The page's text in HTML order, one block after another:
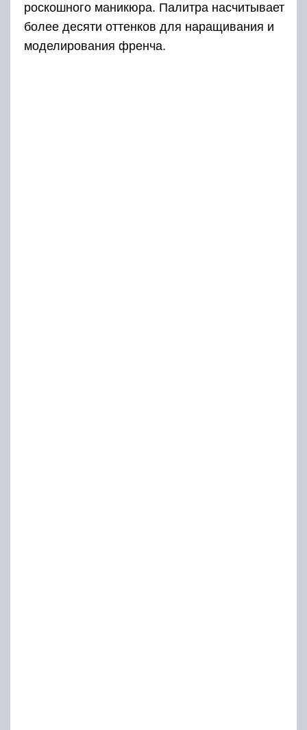
роскошного маникюра. Палитра насчитывает
более десяти оттенков для наращивания и
моделирования френча.